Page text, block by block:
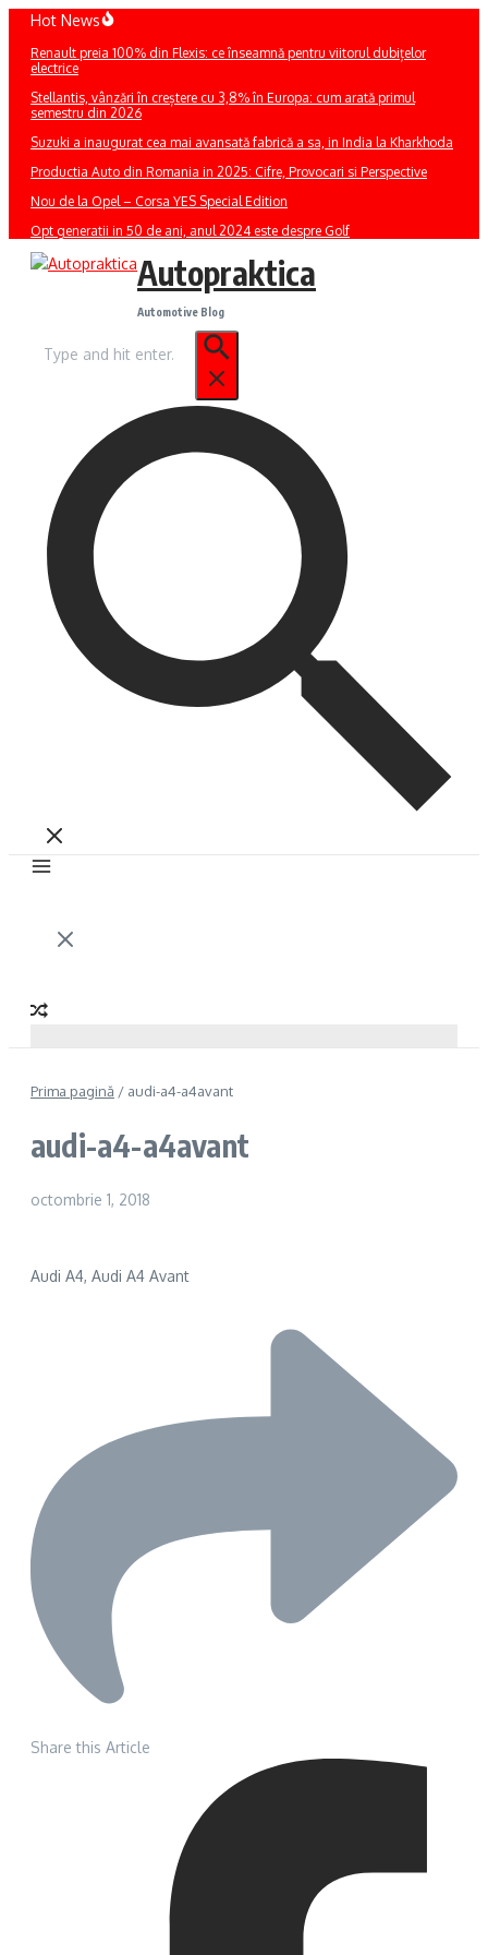
Sari
conținut
Hot News
Renault preia 100% din Flexis: ce înseamnă pentru viitorul dubițelor
electrice
Stellantis, vânzări în creștere cu 3,8% în Europa: cum arată primul
semestru din 2026
Suzuki a inaugurat cea mai avansată fabrică a sa, in India la Kharkhoda
Productia Auto din Romania in 2025: Cifre, Provocari si Perspective
Nou de la Opel – Corsa YES Special Edition
Opt generatii in 50 de ani, anul 2024 este despre Golf
Autopraktica
Automotive Blog
după:
Prima pagină / audi-a4-a4avant
audi-a4-a4avant
octombrie 1, 2018
Audi A4, Audi A4 Avant
Share this Article